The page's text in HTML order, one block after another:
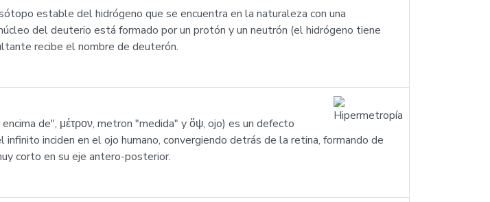
estable del hidrógeno que se encuentra en la naturaleza con una
del deuterio está formado por un protón y un neutrón (el hidrógeno tiene
recibe el nombre de deuterón.
de", μέτρον, metron "medida" y ὄψ, ojo) es un defecto
inciden en el ojo humano, convergiendo detrás de la retina, formando de
corto en su eje antero-posterior.